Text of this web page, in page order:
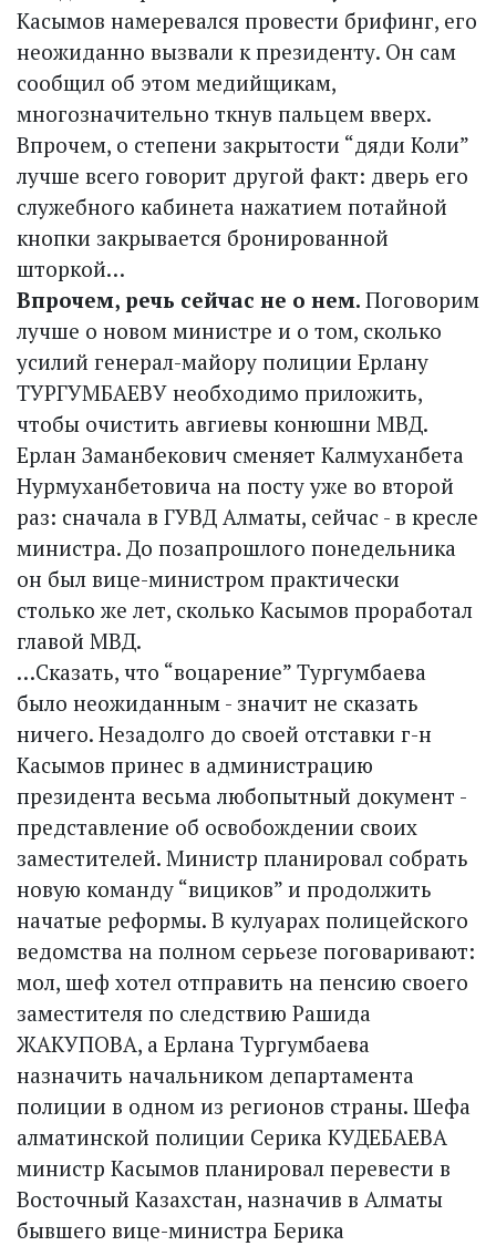
Касымов намеревался провести брифинг, его
не­ожиданно вызвали к президенту. Он сам
сообщил об этом медийщикам,
многозначительно ткнув пальцем вверх.
Впрочем, о степени закрытости “дяди Коли”
лучше всего говорит другой факт: дверь его
служебного кабинета нажатием потайной
кнопки закрывается бронированной
шторкой…
Впрочем, речь сейчас не о нем. Поговорим
лучше о новом министре и о том, сколько
усилий генерал-майору полиции Ерлану
ТУРГУМБАЕВУ необходимо приложить,
чтобы очистить авгиевы конюшни МВД.
Ерлан Заманбекович сменяет Калмуханбета
Нурмуханбетовича на посту уже во второй
раз: сначала в ГУВД Алматы, сейчас - в кресле
министра. До позапрошлого понедельника
он был вице-министром практически
столько же лет, сколько Касымов проработал
главой МВД.
…Сказать, что “воцарение” Тургумбаева
было неожиданным - значит не сказать
ничего. Незадолго до своей отставки г-н
Касымов принес в администрацию
президента весьма любопытный документ -
представление об освобождении своих
заместителей. Министр планировал собрать
новую команду “вициков” и продолжить
начатые реформы. В кулуарах полицейского
ведомства на полном серьезе поговаривают:
мол, шеф хотел отправить на пенсию своего
заместителя по следствию Рашида
ЖАКУПОВА, а Ерлана Тургумбаева
назначить начальником департамента
полиции в одном из регионов страны. Шефа
алматинской полиции Серика КУДЕБАЕВА
министр Касымов планировал перевести в
Восточный Казахстан, назначив в Алматы
бывшего вице-министра Берика